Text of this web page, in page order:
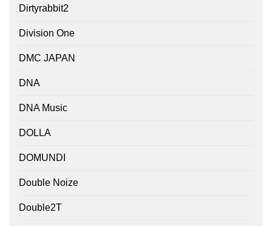
Dirtyrabbit2
Division One
DMC JAPAN
DNA
DNA Music
DOLLA
DOMUNDI
Double Noize
Double2T